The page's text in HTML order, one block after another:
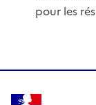
pour les